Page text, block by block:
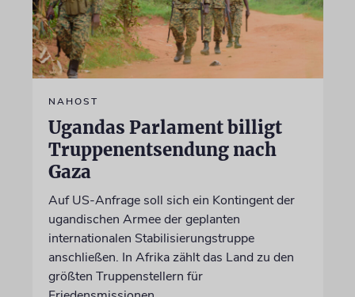
NAHOST
Ugandas Parlament billigt
Truppenentsendung nach
Gaza
Auf US-Anfrage soll sich ein Kontingent der
ugandischen Armee der geplanten
internationalen Stabilisierungstruppe
anschließen. In Afrika zählt das Land zu den
größten Truppenstellern für